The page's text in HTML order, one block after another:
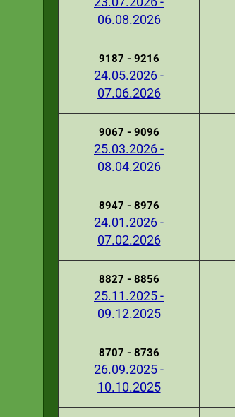
06.08.2026
9187 - 9216
24.05.2026 -
07.06.2026
9067 - 9096
25.03.2026 -
08.04.2026
8947 - 8976
24.01.2026 -
07.02.2026
8827 - 8856
25.11.2025 -
09.12.2025
8707 - 8736
26.09.2025 -
10.10.2025